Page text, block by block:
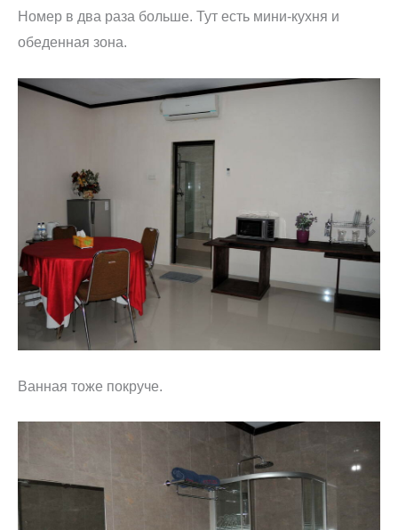
Номер в два раза больше. Тут есть мини-кухня и
обеденная зона.
Ванная тоже покруче.